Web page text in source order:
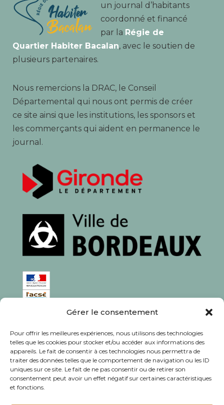
Gérer le consentement
Pour offrir les meilleures expériences, nous utilisons des technologies
telles que les cookies pour stocker et/ou accéder aux informations des
appareils. Le fait de consentir à ces technologies nous permettra de
traiter des données telles que le comportement de navigation ou les ID
uniques sur ce site. Le fait de ne pas consentir ou de retirer son
consentement peut avoir un effet négatif sur certaines caractéristiques
et fonctions.
un journal d’habitants
coordonné et financé
par la Régie de
Quartier Habiter Bacalan, avec le soutien de
plusieurs partenaires.
Nous remercions la DRAC, le Conseil
Départemental qui nous ont permis de créer
ce site ainsi que les institutions, les sponsors et
les commerçants qui aident en permanence le
journal.
Rédaction, photos et corrections : habitants et
associations du quartier